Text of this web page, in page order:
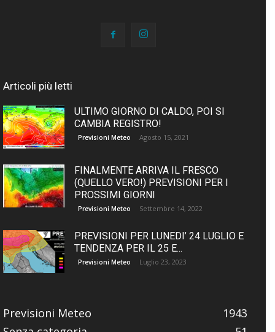
Articoli più letti
ULTIMO GIORNO DI CALDO, POI SI
CAMBIA REGISTRO!
Previsioni Meteo Agosto 15, 2021
FINALMENTE ARRIVA IL FRESCO
(QUELLO VERO!) PREVISIONI PER I
PROSSIMI GIORNI
Previsioni Meteo Settembre 14, 2022
PREVISIONI PER LUNEDI’ 24 LUGLIO E
TENDENZA PER IL 25 E...
Previsioni Meteo Luglio 23, 2023
Previsioni Meteo
1943